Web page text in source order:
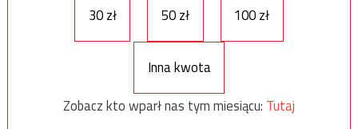
30 zł 50 zł 100 zł
Inna kwota
Zobacz kto wparł nas tym miesiącu: Tutaj